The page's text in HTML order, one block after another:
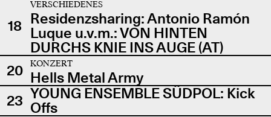
18
VERSCHIEDENES
Residenzsharing: Antonio Ramón
Luque u.v.m.: VON HINTEN
DURCHS KNIE INS AUGE (AT)
20
KONZERT
Hells Metal Army
23 YOUNG ENSEMBLE SÜDPOL: Kick
Offs